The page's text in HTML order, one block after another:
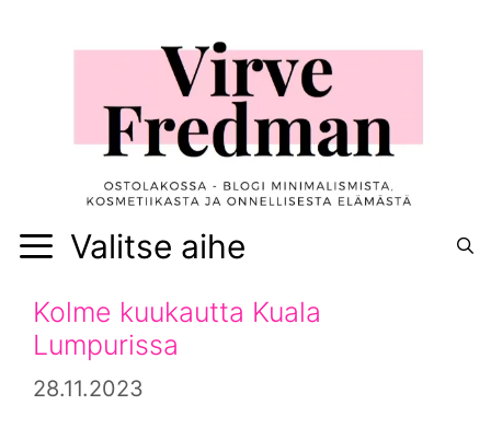
Valitse aihe
Kolme kuukautta Kuala
Lumpurissa
28.11.2023